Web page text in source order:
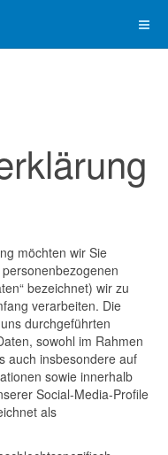
möchten wir Sie
bezeichnet) wir zu
verarbeiten. Die
durchgeführten
sowohl im Rahmen
auch insbesondere auf
sowie innerhalb
Social-Media-Profile
als